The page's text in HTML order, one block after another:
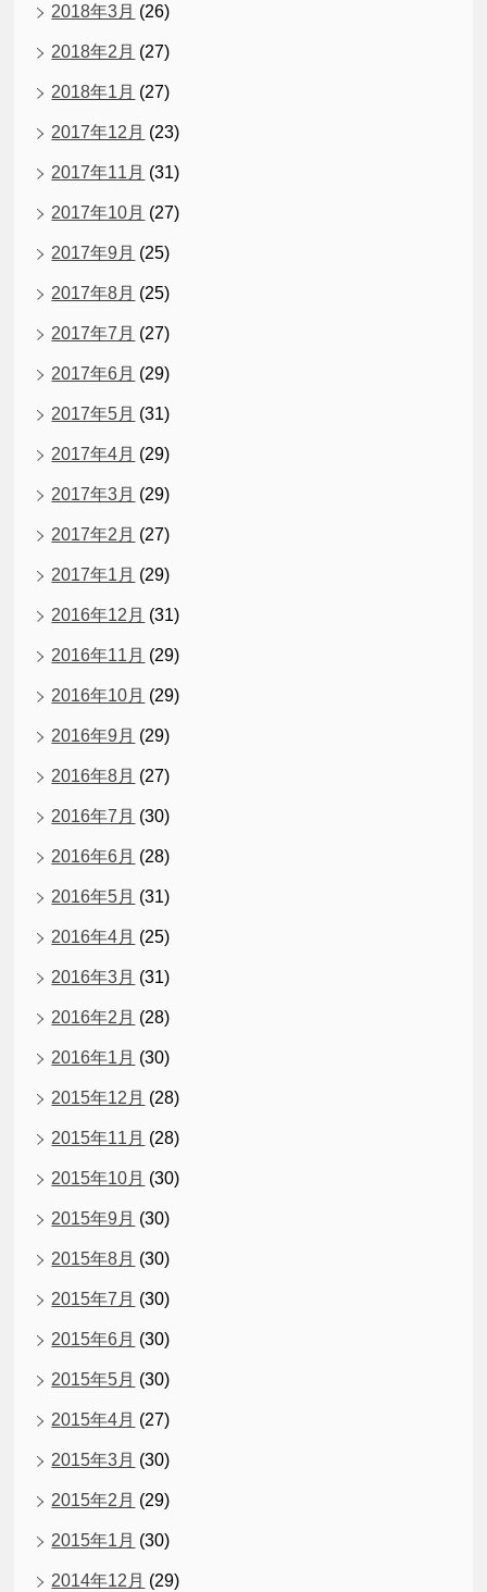
2018年3月 (26)
2018年2月 (27)
2018年1月 (27)
2017年12月 (23)
2017年11月 (31)
2017年10月 (27)
2017年9月 (25)
2017年8月 (25)
2017年7月 (27)
2017年6月 (29)
2017年5月 (31)
2017年4月 (29)
2017年3月 (29)
2017年2月 (27)
2017年1月 (29)
2016年12月 (31)
2016年11月 (29)
2016年10月 (29)
2016年9月 (29)
2016年8月 (27)
2016年7月 (30)
2016年6月 (28)
2016年5月 (31)
2016年4月 (25)
2016年3月 (31)
2016年2月 (28)
2016年1月 (30)
2015年12月 (28)
2015年11月 (28)
2015年10月 (30)
2015年9月 (30)
2015年8月 (30)
2015年7月 (30)
2015年6月 (30)
2015年5月 (30)
2015年4月 (27)
2015年3月 (30)
2015年2月 (29)
2015年1月 (30)
2014年12月 (29)